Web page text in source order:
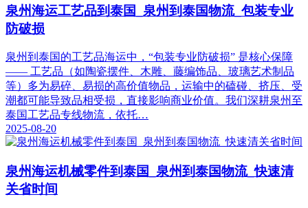
泉州海运工艺品到泰国_泉州到泰国物流_包装专业
防破损​
泉州到泰国的工艺品海运中，“包装专业防破损” 是核心保障
—— 工艺品（如陶瓷摆件、木雕、藤编饰品、玻璃艺术制品
等）多为易碎、易损的高价值物品，运输中的磕碰、挤压、受
潮都可能导致品相受损，直接影响商业价值。我们深耕泉州至
泰国工艺品专线物流，依托…
2025-08-20
泉州海运机械零件到泰国_泉州到泰国物流_快速清
关省时间​